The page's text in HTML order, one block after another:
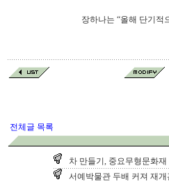
장하나는 “올해 단기적
전체글 목록
차 만들기, 중요무형문화재
서예박물관 두배 커져 재개